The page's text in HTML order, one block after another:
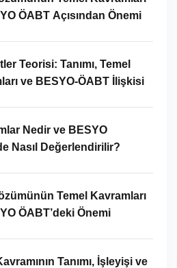
ÖABT Açısından Önemi
Teorisi: Tanımı, Temel
ve BESYO-ÖABT İlişkisi
Nedir ve BESYO
Nasıl Değerlendirilir?
Temel Kavramları
ÖABT’deki Önemi
Tanımı, İşleyişi ve